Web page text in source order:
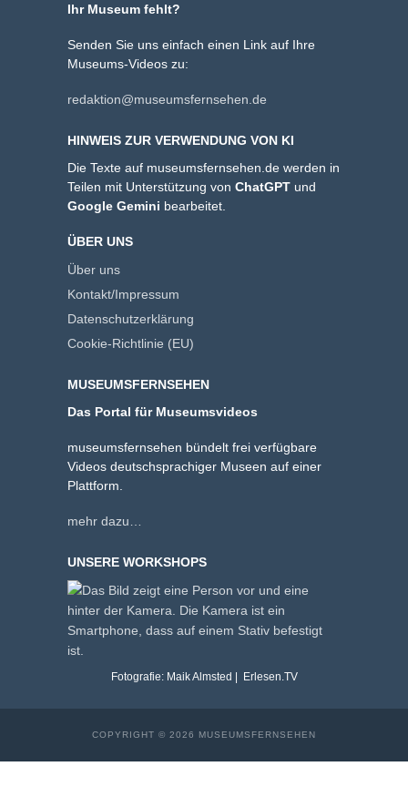
Ihr Museum fehlt?
Senden Sie uns einfach einen Link auf Ihre
Museums-Videos zu:
redaktion@museumsfernsehen.de
HINWEIS ZUR VERWENDUNG VON KI
Die Texte auf museumsfernsehen.de werden in
Teilen mit Unterstützung von ChatGPT und
Google Gemini bearbeitet.
ÜBER UNS
Über uns
Kontakt/Impressum
Datenschutzerklärung
Cookie-Richtlinie (EU)
MUSEUMSFERNSEHEN
Das Portal für Museumsvideos
museumsfernsehen bündelt frei verfügbare
Videos deutschsprachiger Museen auf einer
Plattform.
mehr dazu…
UNSERE WORKSHOPS
Fotografie: Maik Almsted | Erlesen.TV
COPYRIGHT © 2026 MUSEUMSFERNSEHEN